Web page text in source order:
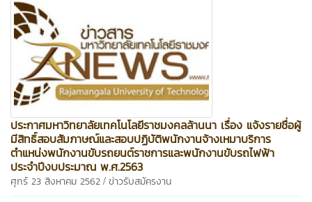
ประกาศมหาวิทยาลัยเทคโนโลยีราชมงคลล้านนา เรื่อง แจ้งรายชื่อผู้
มีสิทธิ์สอบสัมภาษณ์และสอบปฏิบัติพนักงานจ้างเหมาบริการ
ตำแหน่งพนักงานขับรถยนต์ราชการและพนักงานขับรถไฟฟ้า
ประจำปีงบประมาณ พ.ศ.2563
ศุกร์ 23 สิงหาคม 2562 / ข่าวรับสมัครงาน